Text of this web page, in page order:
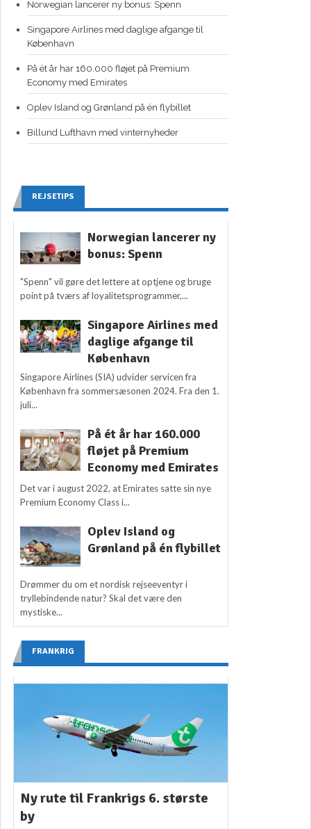
Norwegian lancerer ny bonus: Spenn
Singapore Airlines med daglige afgange til
København
På ét år har 160.000 fløjet på Premium
Economy med Emirates
Oplev Island og Grønland på én flybillet
Billund Lufthavn med vinternyheder
REJSETIPS
Norwegian lancerer ny
bonus: Spenn
"Spenn" vil gøre det lettere at optjene og bruge
point på tværs af loyalitetsprogrammer,...
Singapore Airlines med
daglige afgange til
København
Singapore Airlines (SIA) udvider servicen fra
København fra sommersæsonen 2024. Fra den 1.
juli...
På ét år har 160.000
fløjet på Premium
Economy med Emirates
Det var i august 2022, at Emirates satte sin nye
Premium Economy Class i...
Oplev Island og
Grønland på én flybillet
Drømmer du om et nordisk rejseeventyr i
tryllebindende natur? Skal det være den
mystiske...
FRANKRIG
Ny rute til Frankrigs 6. største
by